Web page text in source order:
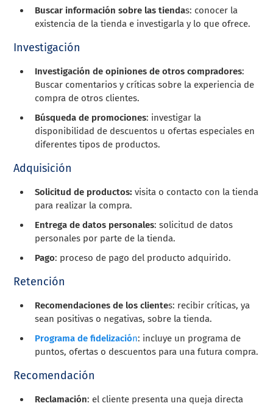
Buscar información sobre las tiendas: conocer la
existencia de la tienda e investigarla y lo que ofrece.
Investigación
Investigación de opiniones de otros compradores:
Buscar comentarios y críticas sobre la experiencia de
compra de otros clientes.
Búsqueda de promociones: investigar la
disponibilidad de descuentos u ofertas especiales en
diferentes tipos de productos.
Adquisición
Solicitud de productos: visita o contacto con la tienda
para realizar la compra.
Entrega de datos personales: solicitud de datos
personales por parte de la tienda.
Pago: proceso de pago del producto adquirido.
Retención
Recomendaciones de los clientes: recibir críticas, ya
sean positivas o negativas, sobre la tienda.
Programa de fidelización: incluye un programa de
puntos, ofertas o descuentos para una futura compra.
Recomendación
Reclamación: el cliente presenta una queja directa